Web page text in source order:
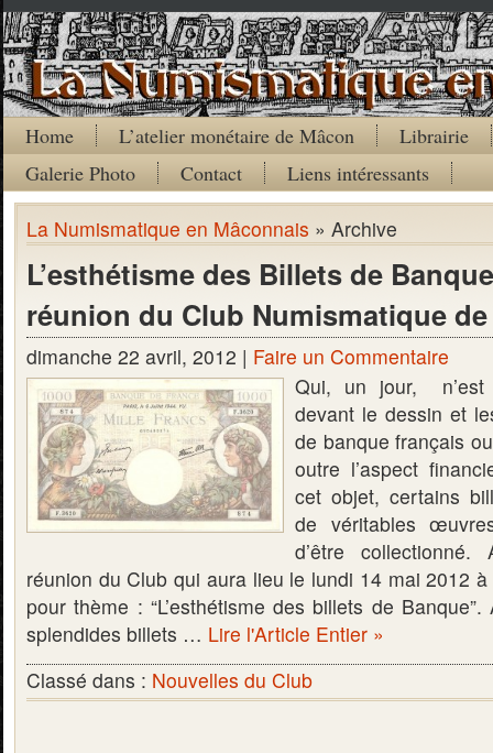
Home L’atelier monétaire de Mâcon
Librairie
Galerie Photo
Contact Liens intéressants
La Numismatique en Mâconnais » Archive
L’esthétisme des Billets de
réunion du Club Numismatique
dimanche 22 avril, 2012 | Faire un Commentaire
Qui, un jour, n’est
devant le dessin et
de banque français
outre l’aspect
cet objet, certains
de véritables
d’être
réunion du Club qui aura lieu le lundi 14 mai 2012
pour thème : “L’esthétisme des billets de
splendides billets … Lire l'Article Entier »
Classé dans : Nouvelles du Club